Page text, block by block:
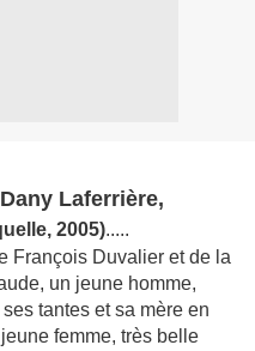
Laferrière,
2005).....
François Duvalier et de la
un jeune homme,
tantes et sa mère en
femme, très belle